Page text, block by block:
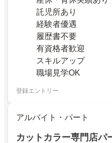
託児所あり
経験者優遇
履歴書不要
有資格者歓迎
スキルアップ
職場見学OK
登録エントリー
アルバイト・パート
カットカラー専門店パ